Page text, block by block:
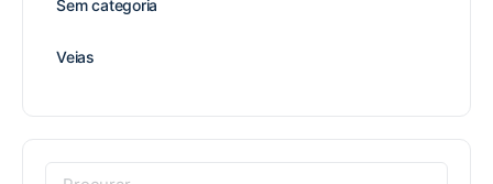
Sem categoria
Veias
Procurar: